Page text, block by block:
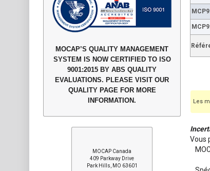
Les
Vous
MOCAP’S QUALITY MANAGEMENT
SYSTEM IS NOW CERTIFIED TO ISO
9001:2015 BY ABS QUALITY
EVALUATIONS. PLEASE VISIT OUR
QUALITY PAGE FOR MORE
INFORMATION.
MOCAP Canada
409 Parkway Drive
Park Hills, MO 63601